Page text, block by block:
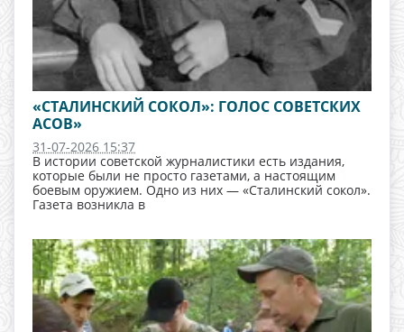
«СТАЛИНСКИЙ СОКОЛ»: ГОЛОС СОВЕТСКИХ
АСОВ»
31-07-2026 15:37
В истории советской журналистики есть издания,
которые были не просто газетами, а настоящим
боевым оружием. Одно из них — «Сталинский сокол».
Газета возникла в